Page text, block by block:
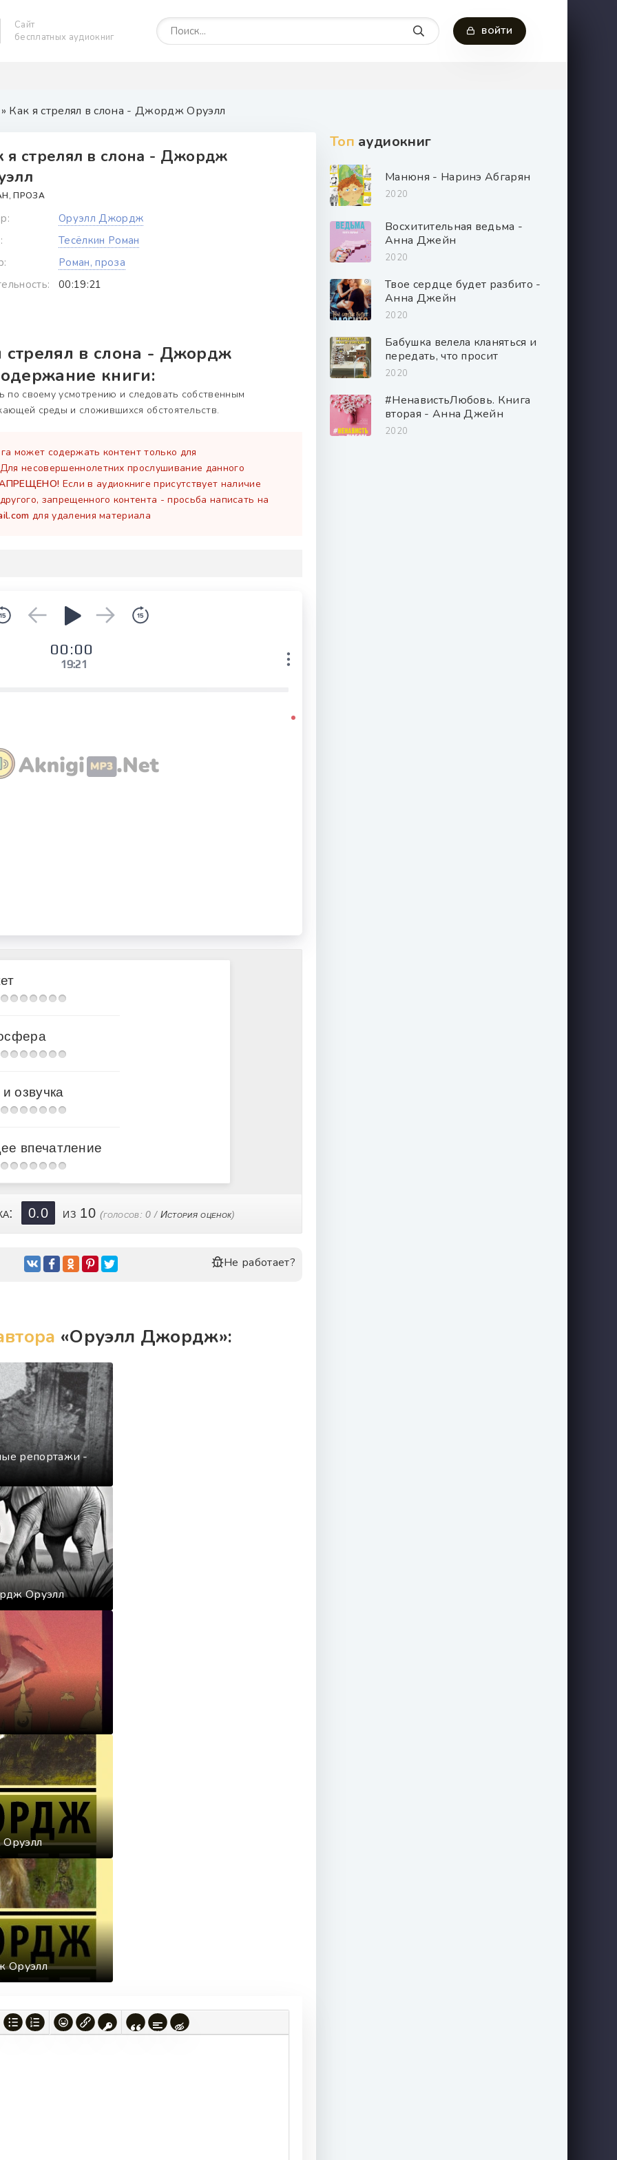
Сайт
бесплатных аудиокниг
ВОЙТИ
Как я стрелял в слона - Джордж Оруэлл
я стрелял в слона - Джордж
ПРОЗА
Оруэлл Джордж
Тесёлкин Роман
Роман, проза
00:19:21
стрелял в слона - Джордж
книги:
по своему усмотрению и следовать собственным
среды и сложившихся обстоятельств.
может содержать контент только для
несовершеннолетних прослушивание данного
Если в аудиокниге присутствует наличие
запрещенного контента - просьба написать на
для удаления материала
00:00
19:21
и озвучка
впечатление
0.0 из 10(голосов:0 / История оценок)
Не работает?
«Оруэлл Джордж»:
репортажи -
Оруэлл
Оруэлл
Топ аудиокниг
Манюня - Наринэ Абгарян
2020
Восхитительная ведьма -
Анна Джейн
2020
Твое сердце будет разбито -
Анна Джейн
2020
Бабушка велела кланяться и
передать, что просит
прощения - Фредерик
2020
#НенавистьЛюбовь. Книга
вторая - Анна Джейн
2020